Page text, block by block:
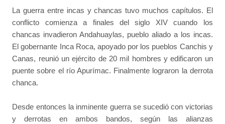
La guerra entre incas y chancas tuvo muchos capítulos. El
conflicto comienza a finales del siglo XIV cuando los
chancas invadieron Andahuaylas, pueblo aliado a los incas.
El gobernante Inca Roca, apoyado por los pueblos Canchis y
Canas, reunió un ejército de 20 mil hombres y edificaron un
puente sobre el río Apurímac. Finalmente lograron la derrota
chanca.
Desde entonces la inminente guerra se sucedió con victorias
y derrotas en ambos bandos, según las alianzas